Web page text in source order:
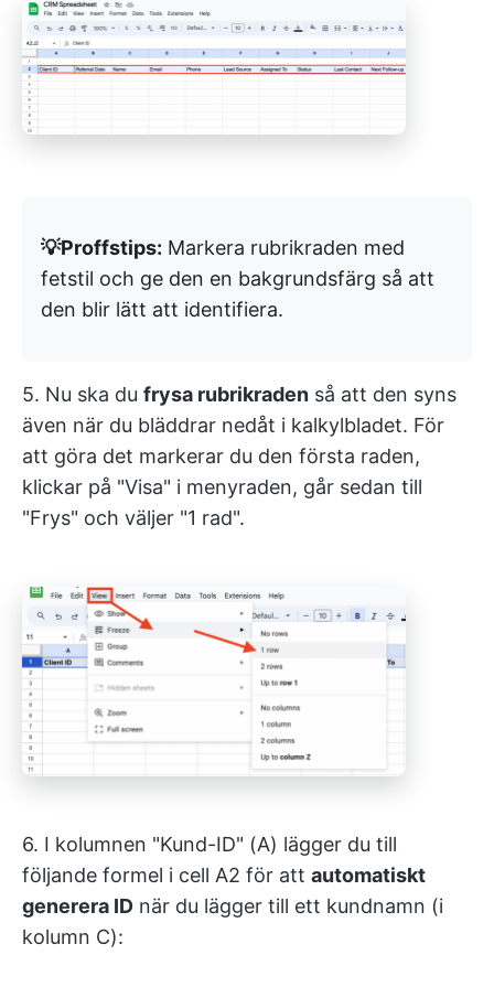
💡Proffstips: Markera rubrikraden med
fetstil och ge den en bakgrundsfärg så att
den blir lätt att identifiera.
5. Nu ska du frysa rubrikraden så att den syns
även när du bläddrar nedåt i kalkylbladet. För
att göra det markerar du den första raden,
klickar på "Visa" i menyraden, går sedan till
"Frys" och väljer "1 rad".
6. I kolumnen "Kund-ID" (A) lägger du till
följande formel i cell A2 för att automatiskt
generera ID när du lägger till ett kundnamn (i
kolumn C):